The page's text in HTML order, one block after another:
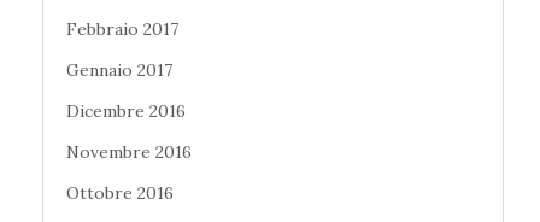
Febbraio 2017
Gennaio 2017
Dicembre 2016
Novembre 2016
Ottobre 2016